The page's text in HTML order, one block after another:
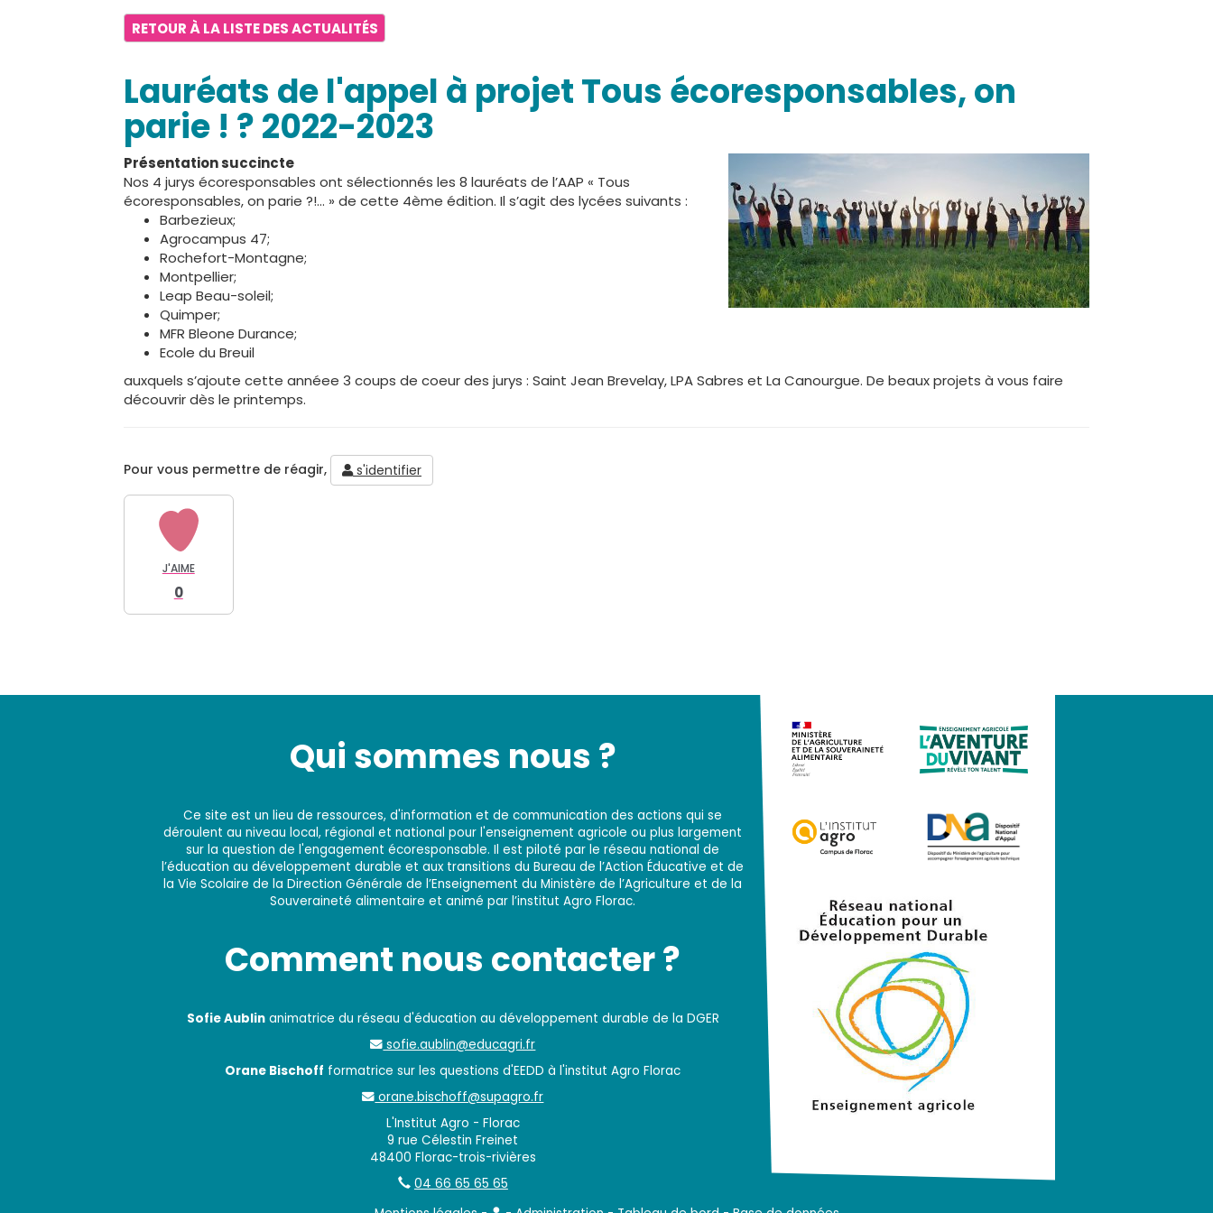
RETOUR À LA LISTE DES ACTUALITÉS
Lauréats de l'appel à projet Tous écoresponsables, on
parie ! ? 2022-2023
Présentation succincte
Nos 4 jurys écoresponsables ont sélectionnés les 8 lauréats de l’AAP « Tous
écoresponsables, on parie ?!... » de cette 4ème édition. Il s’agit des lycées suivants :
Barbezieux;
Agrocampus 47;
Rochefort-Montagne;
Montpellier;
Leap Beau-soleil;
Quimper;
MFR Bleone Durance;
Ecole du Breuil
auxquels s’ajoute cette annéee 3 coups de coeur des jurys : Saint Jean Brevelay, LPA Sabres et La Canourgue. De beaux projets à vous faire
découvrir dès le printemps.
Pour vous permettre de réagir, s'identifier
J'AIME
0
Qui sommes nous ?
Ce site est un lieu de ressources, d'information et de communication des actions qui se
déroulent au niveau local, régional et national pour l'enseignement agricole ou plus largement
sur la question de l'engagement écoresponsable. Il est piloté par le réseau national de
l’éducation au développement durable et aux transitions du Bureau de l’Action Éducative et de
la Vie Scolaire de la Direction Générale de l’Enseignement du Ministère de l’Agriculture et de la
Souveraineté alimentaire et animé par l’institut Agro Florac.
Comment nous contacter ?
Sofie Aublinanimatrice du réseau d'éducation au développement durable de la DGER
sofie.aublin@educagri.fr
Orane Bischoff formatrice sur les questions d'EEDD à l'institut Agro Florac
orane.bischoff@supagro.fr
L'Institut Agro - Florac
9 rue Célestin Freinet
48400 Florac-trois-rivières
04 66 65 65 65